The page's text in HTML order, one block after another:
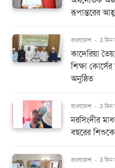
রূপান্তরের
বাংলাদেশ - 3
কাদেরিয়া
শিক্ষা
অনুষ্ঠিত
বাংলাদেশ - 3
নরসিংদীর
বছরের শিশুকে
বাংলাদেশ - 3